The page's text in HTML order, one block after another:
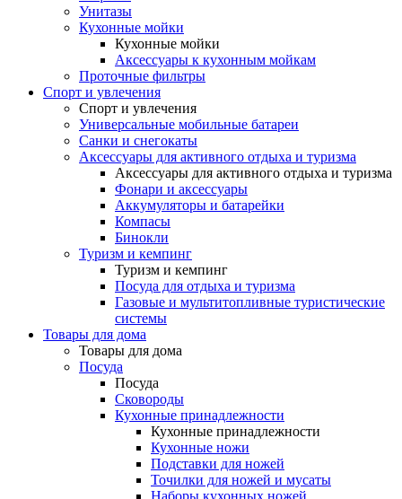
Унитазы
Кухонные мойки
Кухонные мойки
Аксессуары к кухонным мойкам
Проточные фильтры
Спорт и увлечения
Спорт и увлечения
Универсальные мобильные батареи
Санки и снегокаты
Аксессуары для активного отдыха и туризма
Аксессуары для активного отдыха и туризма
Фонари и аксессуары
Аккумуляторы и батарейки
Компасы
Бинокли
Туризм и кемпинг
Туризм и кемпинг
Посуда для отдыха и туризма
Газовые и мультитопливные туристические
системы
Товары для дома
Товары для дома
Посуда
Посуда
Сковороды
Кухонные принадлежности
Кухонные принадлежности
Кухонные ножи
Подставки для ножей
Точилки для ножей и мусаты
Наборы кухонных ножей